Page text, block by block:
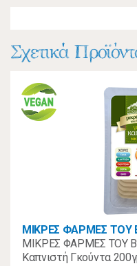
Σχετικά
ΜΙΚΡΕΣ ΦΑΡΜΕΣ ΤΟΥ
ΜΙΚΡΕΣ ΦΑΡΜΕΣ ΤΟΥ
Καπνιστή Γκούντα